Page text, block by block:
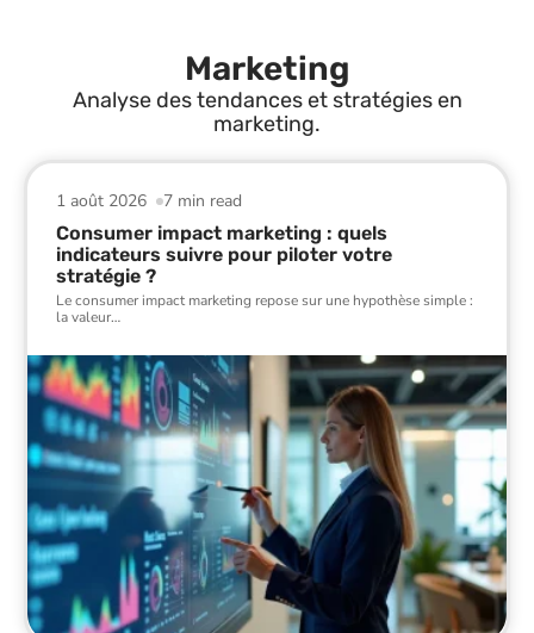
Marketing
Analyse des tendances et stratégies en
marketing.
7 min read
1 août 2026
Consumer impact marketing : quels
indicateurs suivre pour piloter votre
stratégie ?
Le consumer impact marketing repose sur une hypothèse simple :
la valeur…